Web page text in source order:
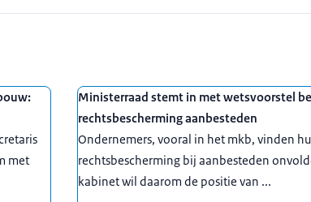
met
Ministerraad stemt in met wetsvoorstel
rechtsbescherming aanbesteden
Ondernemers, vooral in het mkb, vinden
rechtsbescherming bij aanbesteden
kabinet wil daarom de positie van ...